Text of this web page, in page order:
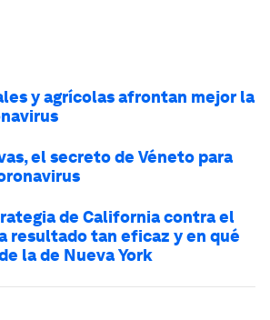
y agrícolas afrontan mejor la
el secreto de Véneto para
de California contra el
resultado tan eficaz y en qué
la de Nueva York